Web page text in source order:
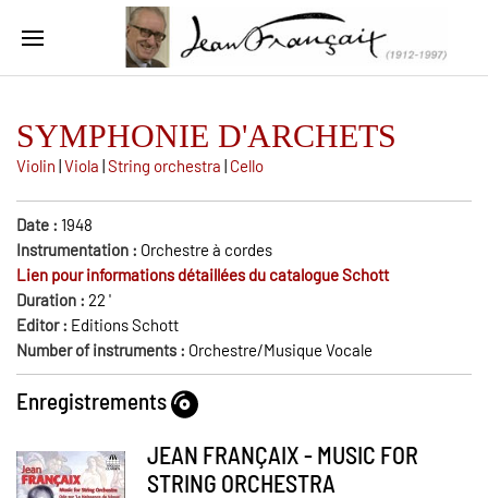
SYMPHONIE D'ARCHETS
Violin |Viola |String orchestra | Cello
Date : 1948
Instrumentation : Orchestre à cordes
Lien pour informations détaillées du catalogue Schott
Duration : 22 '
Editor : Editions Schott
Number of instruments : Orchestre/Musique Vocale
Enregistrements
JEAN FRANÇAIX - MUSIC FOR
STRING ORCHESTRA